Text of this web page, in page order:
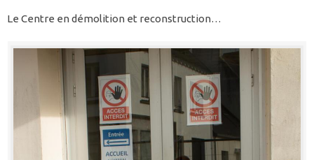
Le Centre en démolition et reconstruction…